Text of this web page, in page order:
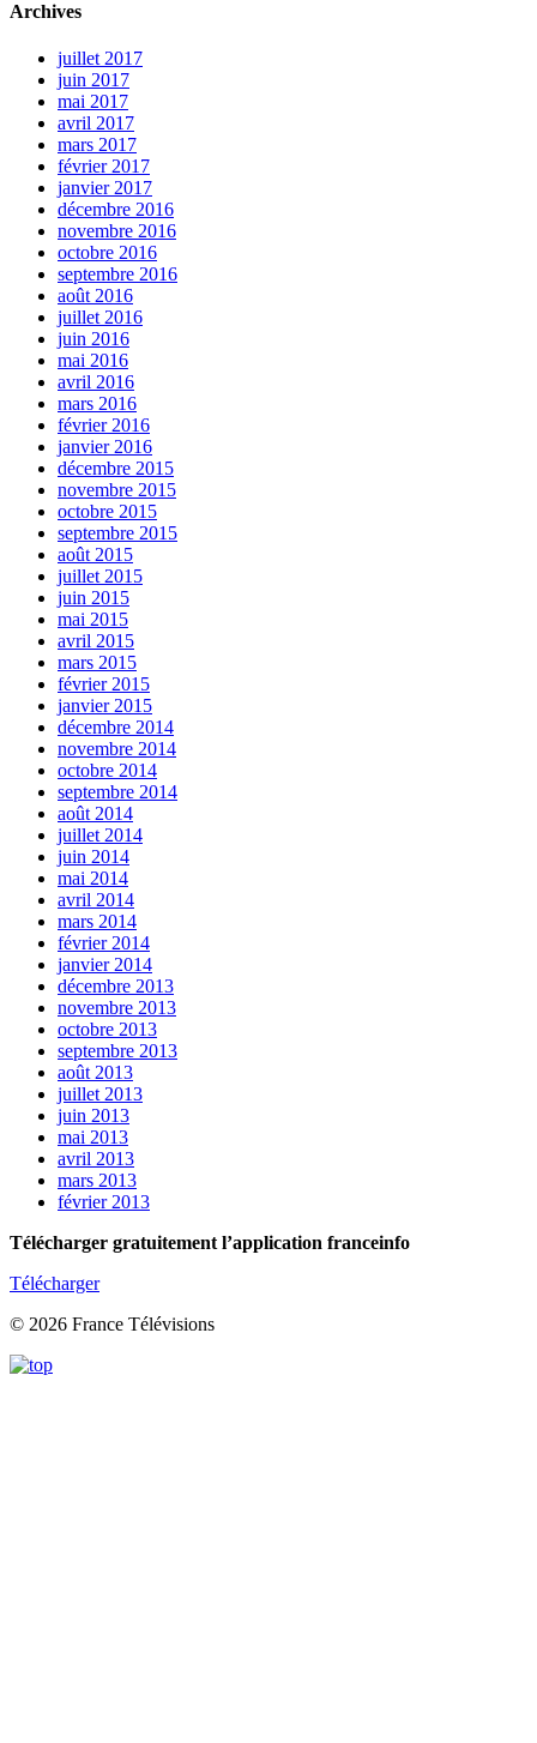
Archives
juillet 2017
juin 2017
mai 2017
avril 2017
mars 2017
février 2017
janvier 2017
décembre 2016
novembre 2016
octobre 2016
septembre 2016
août 2016
juillet 2016
juin 2016
mai 2016
avril 2016
mars 2016
février 2016
janvier 2016
décembre 2015
novembre 2015
octobre 2015
septembre 2015
août 2015
juillet 2015
juin 2015
mai 2015
avril 2015
mars 2015
février 2015
janvier 2015
décembre 2014
novembre 2014
octobre 2014
septembre 2014
août 2014
juillet 2014
juin 2014
mai 2014
avril 2014
mars 2014
février 2014
janvier 2014
décembre 2013
novembre 2013
octobre 2013
septembre 2013
août 2013
juillet 2013
juin 2013
mai 2013
avril 2013
mars 2013
février 2013
Télécharger gratuitement l’application franceinfo
Télécharger
© 2026 France Télévisions